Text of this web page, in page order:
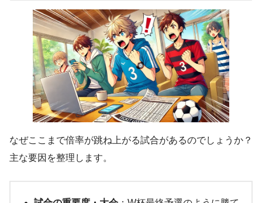
なぜここまで倍率が跳ね上がる試合があるのでしょうか？
主な要因を整理します。